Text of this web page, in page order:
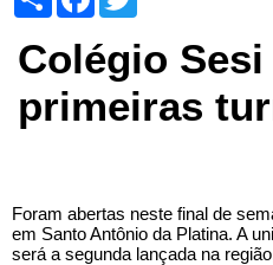
Colégio
primeiras
Foram abertas neste final de
em Santo Antônio da Platina. A
será a segunda lançada na